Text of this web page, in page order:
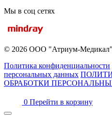
Мы в соц сетях
© 2026 ООО "Атриум-Медикал"
Политика конфиденциальности
персональных данных
ОБРАБОТКИ
0 Перейти в корзину